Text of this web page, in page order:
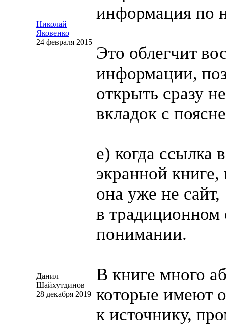
Николай
Яковенко
24 февраля 2015
информация по
Это облегчит
информации,
открыть сразу
вкладок с
Данил
Шайхутдинов
28 декабря 2019
е) когда
экранной книге,
она уже не сайт,
в традиционном
понимании.
В книге много
которые имеют
к источнику,